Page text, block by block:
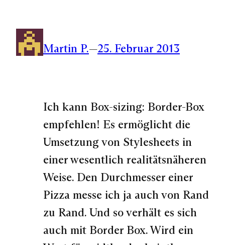
Martin P.—25. Februar 2013
Ich kann Box-sizing: Border-Box
empfehlen! Es ermöglicht die
Umsetzung von Stylesheets in
einer wesentlich realitätsnäheren
Weise. Den Durchmesser einer
Pizza messe ich ja auch von Rand
zu Rand. Und so verhält es sich
auch mit Border Box. Wird ein